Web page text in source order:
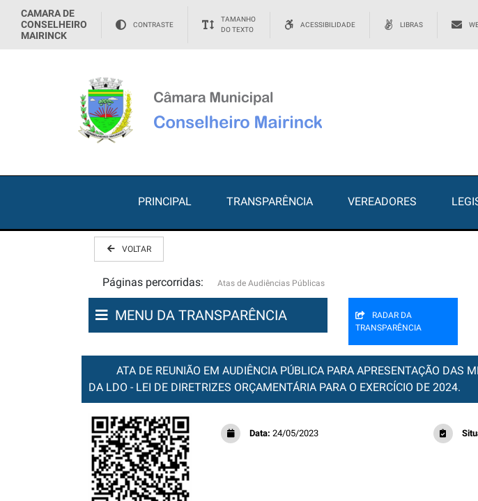
CAMARA DE
CONSELHEIRO
MAIRINCK
CONTRASTE
TAMANHO
DO TEXTO
ACESSIBILIDADE LIBRAS
PRINCIPAL TRANSPARÊNCIA VEREADORES
VOLTAR
Páginas percorridas: Atas de Audiências Públicas
MENU DA TRANSPARÊNCIA
RADAR DA
TRANSPARÊNCIA
ATA DE REUNIÃO EM AUDIÊNCIA PÚBLICA PARA APRESENTAÇÃO DAS
DA LDO - LEI DE DIRETRIZES ORÇAMENTÁRIA PARA O EXERCÍCIO DE 2024.
Data: 24/05/2023